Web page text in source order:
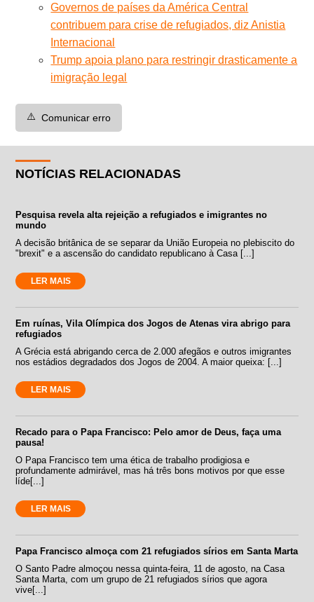
Governos de países da América Central
contribuem para crise de refugiados, diz Anistia
Internacional
Trump apoia plano para restringir drasticamente a
imigração legal
⚠️ Comunicar erro
NOTÍCIAS RELACIONADAS
Pesquisa revela alta rejeição a refugiados e imigrantes no
mundo
A decisão britânica de se separar da União Europeia no plebiscito do
"brexit" e a ascensão do candidato republicano à Casa [...]
LER MAIS
Em ruínas, Vila Olímpica dos Jogos de Atenas vira abrigo para
refugiados
A Grécia está abrigando cerca de 2.000 afegãos e outros imigrantes
nos estádios degradados dos Jogos de 2004. A maior queixa: [...]
LER MAIS
Recado para o Papa Francisco: Pelo amor de Deus, faça uma
pausa!
O Papa Francisco tem uma ética de trabalho prodigiosa e
profundamente admirável, mas há três bons motivos por que esse
líde[...]
LER MAIS
Papa Francisco almoça com 21 refugiados sírios em Santa Marta
O Santo Padre almoçou nessa quinta-feira, 11 de agosto, na Casa
Santa Marta, com um grupo de 21 refugiados sírios que agora
vive[...]